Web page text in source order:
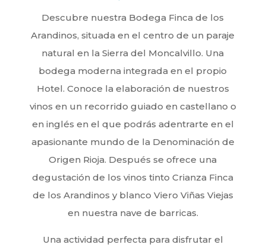
Descubre nuestra Bodega Finca de los
Arandinos, situada en el centro de un paraje
natural en la Sierra del Moncalvillo. Una
bodega moderna integrada en el propio
Hotel. Conoce la elaboración de nuestros
vinos en un recorrido guiado en castellano o
en inglés en el que podrás adentrarte en el
apasionante mundo de la Denominación de
Origen Rioja. Después se ofrece una
degustación de los vinos tinto Crianza Finca
de los Arandinos y blanco Viero Viñas Viejas
en nuestra nave de barricas.
Una actividad perfecta para disfrutar el